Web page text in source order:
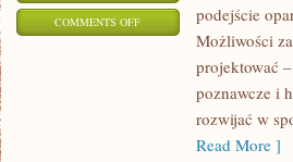
COMMENTS OFFON
STAROŻYTNE
CYWILIZACJE
podejście
Możliwości
projektować
poznawcze i
rozwijać w
Read More ]